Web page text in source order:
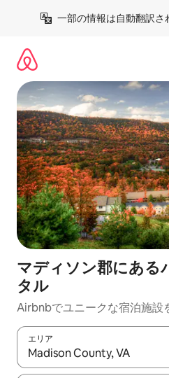
一部の情報は自動翻訳さ
マディソン郡にある
タル
Airbnbでユニークな宿泊施設
エリア
検索結果が表示されたら、上